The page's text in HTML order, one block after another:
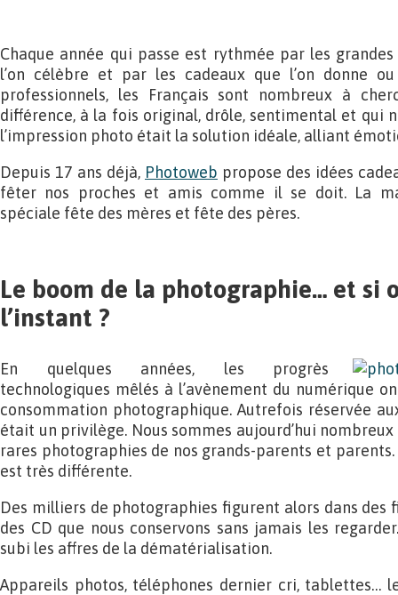
Chaque année qui passe est rythmée par les
l’on célèbre et par les cadeaux que l’on donne
professionnels, les Français sont nombreux à
différence, à la fois original, drôle, sentimental et qui
l’impression photo était la solution idéale, alliant
Depuis 17 ans déjà, Photoweb propose des idées
fêter nos proches et amis comme il se doit. La
spéciale fête des mères et fête des pères.
Le boom de la photographie… et si
l’instant ?
En quelques années, les progrès
technologiques mêlés à l’avènement du numérique
consommation photographique. Autrefois réservée
était un privilège. Nous sommes aujourd’hui
rares photographies de nos grands-parents et
est très différente.
Des milliers de photographies figurent alors dans des
des CD que nous conservons sans jamais les
subi les affres de la dématérialisation.
Appareils photos, téléphones dernier cri, tablettes…